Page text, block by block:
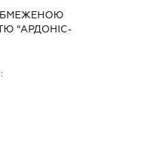
"АРДОНІС-